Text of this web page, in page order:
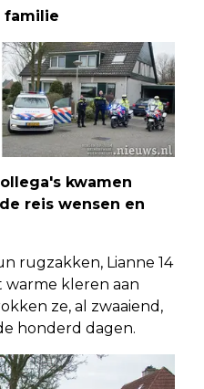
familie
kwamen
reis wensen en
rugzakken, Lianne 14
warme kleren aan
ze, al zwaaiend,
honderd dagen.